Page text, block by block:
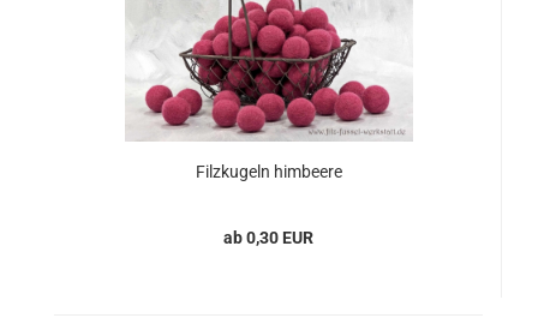
Filzkugeln himbeere
ab 0,30 EUR